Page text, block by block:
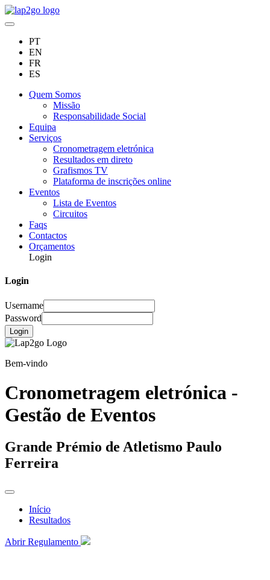
PT
EN
FR
ES
Quem Somos
Missão
Responsabilidade Social
Equipa
Serviços
Cronometragem eletrónica
Resultados em direto
Grafismos TV
Plataforma de inscrições online
Eventos
Lista de Eventos
Circuitos
Faqs
Contactos
Orçamentos
Login
Login
Username
Password
Login
Bem-vindo
Cronometragem eletrónica -
Gestão de Eventos
Grande Prémio de Atletismo Paulo
Ferreira
Início
Resultados
Abrir Regulamento